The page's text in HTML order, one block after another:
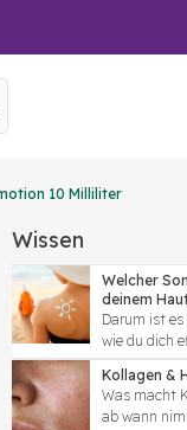
10 Milliliter
Wissen
Welcher
deinem
Darum ist
wie du dich
Kollagen &
Was macht
ab wann